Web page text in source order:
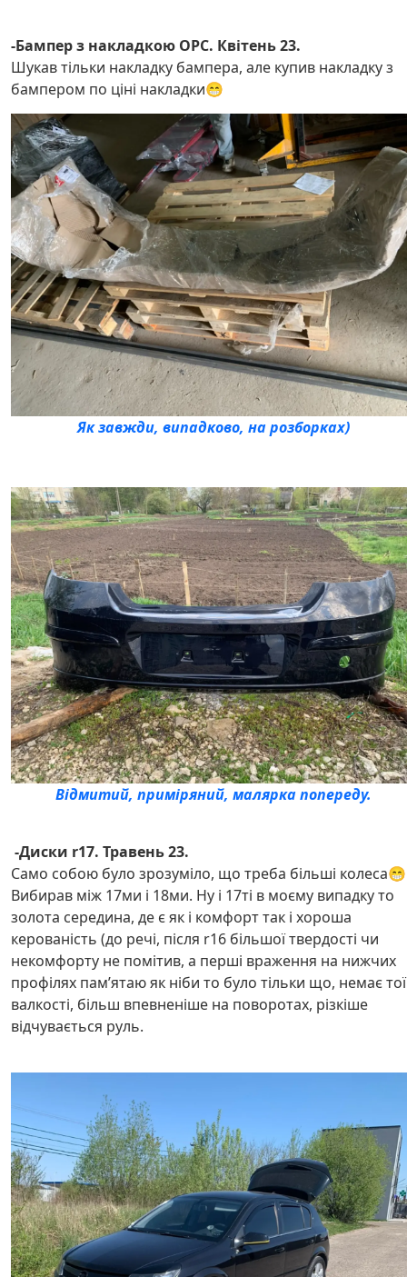
-Бампер з накладкою OPC. Квітень 23.
Шукав тільки накладку бампера, але купив накладку з
бампером по ціні накладки😁
Як завжди, випадково, на розборках)
Відмитий, приміряний, малярка попереду.
-Диски r17. Травень 23.
Само собою було зрозуміло, що треба більші колеса😁
Вибирав між 17ми і 18ми. Ну і 17ті в моєму випадку то
золота середина, де є як і комфорт так і хороша
керованість (до речі, після r16 більшої твердості чи
некомфорту не помітив, а перші враження на нижчих
профілях памʼятаю як ніби то було тільки що, немає тої
валкості, більш впевненіше на поворотах, різкіше
відчувається руль.